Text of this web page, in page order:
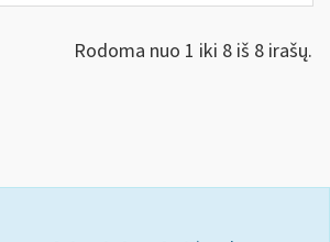
Rodoma nuo 1 iki 8 iš 8 irašų.